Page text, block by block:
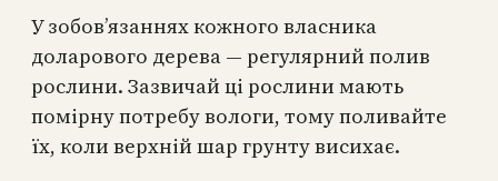
У зобов’язаннях кожного власника
доларового дерева — регулярний полив
рослини. Зазвичай ці рослини мають
помірну потребу вологи, тому поливайте
їх, коли верхній шар грунту висихає.